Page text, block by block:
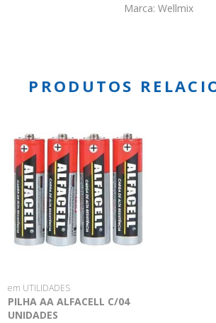
Marca: Wellmix
PRODUTOS
em UTILIDADES
PILHA AA ALFACELL C/04
UNIDADES